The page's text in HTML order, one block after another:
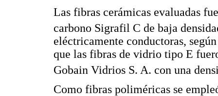
Las fibras cerámicas evaluadas
carbono Sigrafil C de baja
eléctricamente conductoras,
que las fibras de vidrio tipo E
Gobain Vidrios S. A. con una
Como fibras poliméricas se